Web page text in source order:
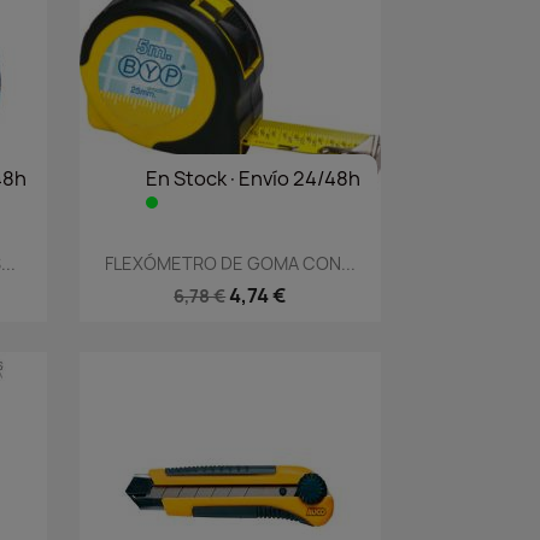
En Stock·Envío 24/48h
Vista rápida
FLEXÓMETRO DE GOMA CON...
6,78 € 4,74 €